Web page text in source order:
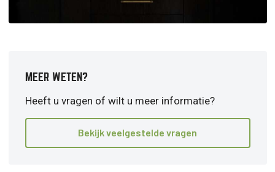
MEER WETEN?
Heeft u vragen of wilt u meer informatie?
Bekijk veelgestelde vragen